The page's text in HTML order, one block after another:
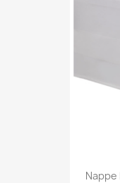
Nappe